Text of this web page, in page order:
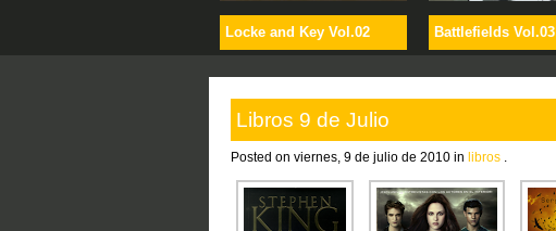
Locke and Key Vol.02 Battlefields Vol.03
Libros 9 de Julio
Posted on viernes, 9 de julio de 2010 in libros